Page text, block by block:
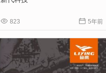
 823  5年前